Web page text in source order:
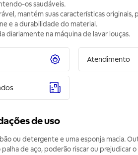
os saudáveis.
mantém suas características originais,
e a durabilidade do material.
diariamente na máquina de lavar louças.
Atendimento
de uso
ou detergente e uma esponja macia.
de aço, poderão riscar ou prejudicar